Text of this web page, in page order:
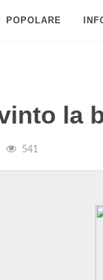
POPOLARE
la
541